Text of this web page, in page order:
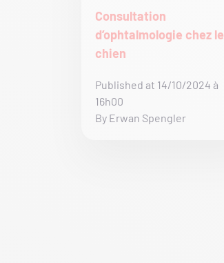
Consultation
d’ophtalmologie chez le
chien
Published at 14/10/2024 à
16h00
By Erwan Spengler